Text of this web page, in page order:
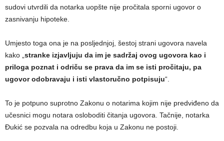
sudovi utvrdili da notarka uopšte nije pročitala sporni ugovor o
zasnivanju hipoteke.
Umjesto toga ona je na posljednjoj, šestoj strani ugovora navela
kako „stranke izjavljuju da im je sadržaj ovog ugovora kao i
priloga poznat i odriču se prava da im se isti pročitaju, pa
ugovor odobravaju i isti vlastoručno potpisuju“.
To je potpuno suprotno Zakonu o notarima kojim nije predviđeno da
učesnici mogu notara osloboditi čitanja ugovora. Tačnije, notarka
Đukić se pozvala na odredbu koja u Zakonu ne postoji.